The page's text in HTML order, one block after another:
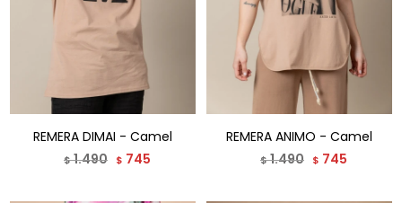
REMERA DIMAI - Camel
$1.490 $ 745
REMERA ANIMO - Camel
$1.490 $ 745